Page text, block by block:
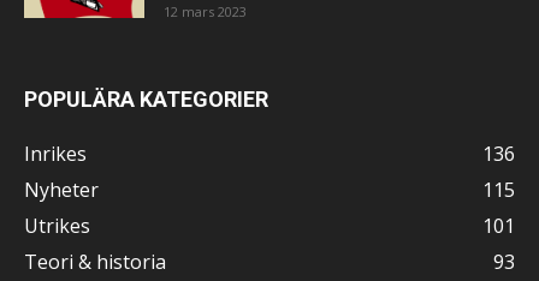
12 mars 2023
POPULÄRA KATEGORIER
Inrikes
136
Nyheter
115
Utrikes
101
Teori & historia
93